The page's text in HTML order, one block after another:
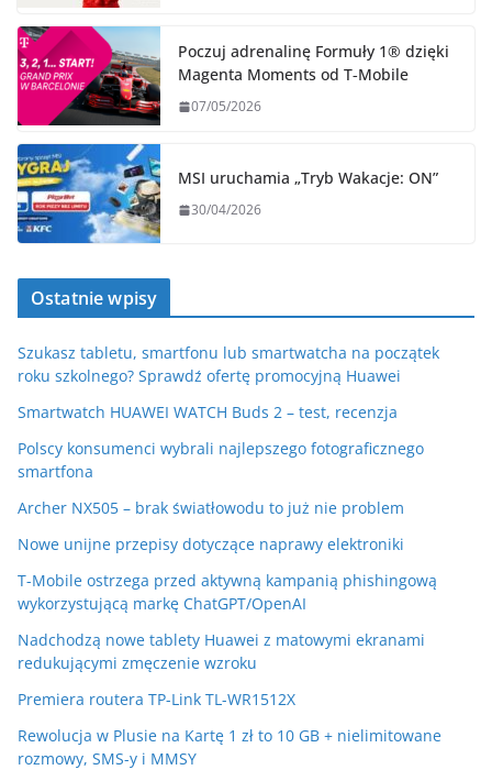
Poczuj adrenalinę Formuły 1® dzięki
Magenta Moments od T‑Mobile
07/05/2026
MSI uruchamia „Tryb Wakacje: ON”
30/04/2026
Ostatnie wpisy
Szukasz tabletu, smartfonu lub smartwatcha na początek
roku szkolnego? Sprawdź ofertę promocyjną Huawei
Smartwatch HUAWEI WATCH Buds 2 – test, recenzja
Polscy konsumenci wybrali najlepszego fotograficznego
smartfona
Archer NX505 – brak światłowodu to już nie problem
Nowe unijne przepisy dotyczące naprawy elektroniki
T-Mobile ostrzega przed aktywną kampanią phishingową
wykorzystującą markę ChatGPT/OpenAI
Nadchodzą nowe tablety Huawei z matowymi ekranami
redukującymi zmęczenie wzroku
Premiera routera TP-Link TL-WR1512X
Rewolucja w Plusie na Kartę 1 zł to 10 GB + nielimitowane
rozmowy, SMS-y i MMSY